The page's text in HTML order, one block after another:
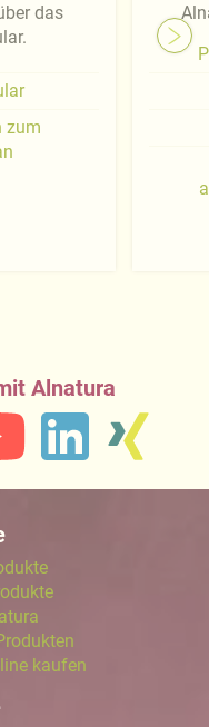
das
zum
Alnatura
kaufen